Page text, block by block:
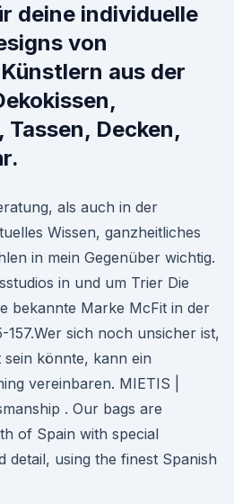
deine individuelle
von
aus der
Decken,
als auch in der
Wissen, ganzheitliches
in mein Gegenüber wichtig.
in und um Trier Die
bekannte Marke McFit in der
157.Wer sich noch unsicher ist,
sein könnte, kann ein
vereinbaren. MIETIS |
. Our bags are
of Spain with special
detail, using the finest Spanish